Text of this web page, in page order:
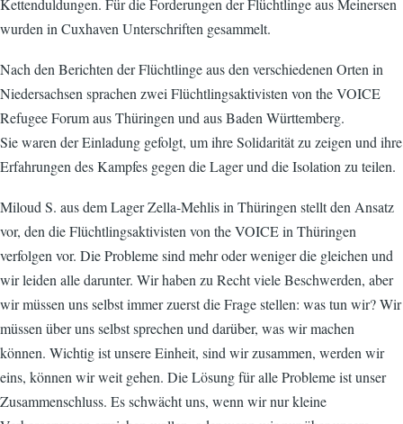
Kettenduldungen. Für die Forderungen der Flüchtlinge aus Meinersen
wurden in Cuxhaven Unterschriften gesammelt.
Nach den Berichten der Flüchtlinge aus den verschiedenen Orten in
Niedersachsen sprachen zwei Flüchtlingsaktivisten von the VOICE
Refugee Forum aus Thüringen und aus Baden Württemberg.
Sie waren der Einladung gefolgt, um ihre Solidarität zu zeigen und ihre
Erfahrungen des Kampfes gegen die Lager und die Isolation zu teilen.
Miloud S. aus dem Lager Zella-Mehlis in Thüringen stellt den Ansatz
vor, den die Flüchtlingsaktivisten von the VOICE in Thüringen
verfolgen vor. Die Probleme sind mehr oder weniger die gleichen und
wir leiden alle darunter. Wir haben zu Recht viele Beschwerden, aber
wir müssen uns selbst immer zuerst die Frage stellen: was tun wir? Wir
müssen über uns selbst sprechen und darüber, was wir machen
können. Wichtig ist unsere Einheit, sind wir zusammen, werden wir
eins, können wir weit gehen. Die Lösung für alle Probleme ist unser
Zusammenschluss. Es schwächt uns, wenn wir nur kleine